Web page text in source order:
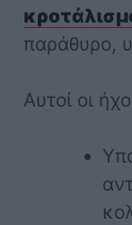
παράθυρο,
Αυτοί οι